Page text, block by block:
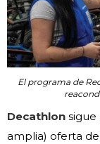
El programa de
Decathlon sigue
amplia) oferta